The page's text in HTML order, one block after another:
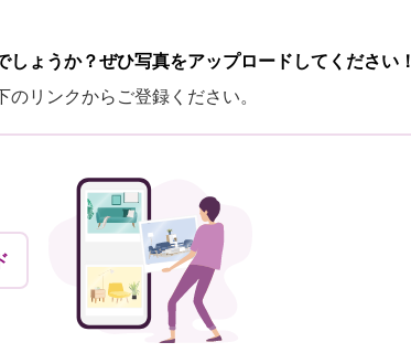
ょうか？ぜひ写真をアップロードしてください！
リンクからご登録ください。